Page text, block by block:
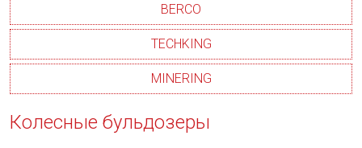
BERCO
TECHKING
MINERING
Колесные бульдозеры